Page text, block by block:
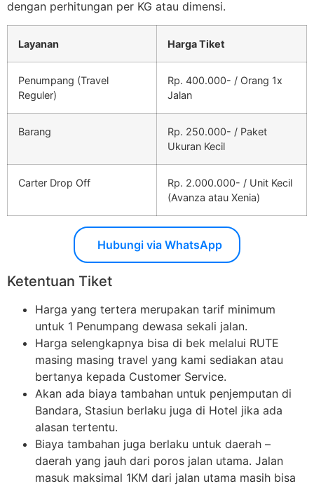
dengan perhitungan per KG atau dimensi.
Layanan Harga Tiket
Penumpang (Travel
Reguler)
Rp. 400.000- / Orang 1x
Jalan
Barang
Rp. 250.000- / Paket
Ukuran Kecil
Carter Drop Off
Rp. 2.000.000- / Unit Kecil
(Avanza atau Xenia)
Hubungi via WhatsApp
Ketentuan Tiket
Harga yang tertera merupakan tarif minimum
untuk 1 Penumpang dewasa sekali jalan.
Harga selengkapnya bisa di bek melalui RUTE
masing masing travel yang kami sediakan atau
bertanya kepada Customer Service.
Akan ada biaya tambahan untuk penjemputan di
Bandara, Stasiun berlaku juga di Hotel jika ada
alasan tertentu.
Biaya tambahan juga berlaku untuk daerah –
daerah yang jauh dari poros jalan utama. Jalan
masuk maksimal 1KM dari jalan utama masih bisa